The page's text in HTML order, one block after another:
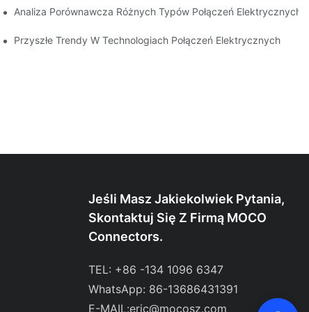
Analiza Porównawcza Różnych Typów Połączeń Elektrycznych
Przyszłe Trendy W Technologiach Połączeń Elektrycznych
Jeśli Masz Jakiekolwiek Pytania,
Skontaktuj Się Z Firmą MOCO
Connectors.
TEL: +86 -134 1096 6347
WhatsApp: 86-13686431391
E-MAIL:eric@mocosz.com